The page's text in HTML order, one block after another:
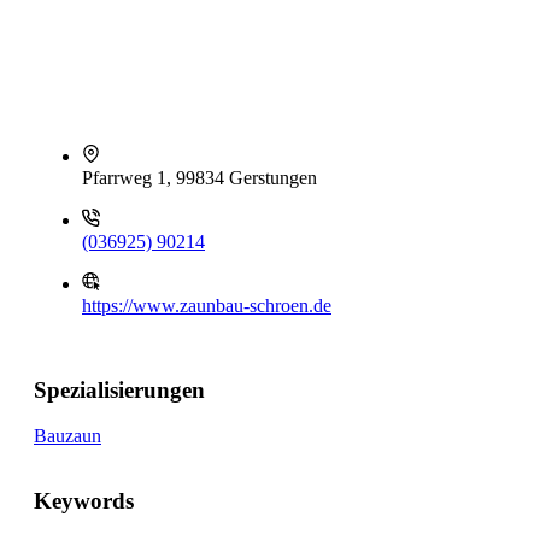
Pfarrweg 1, 99834 Gerstungen
(036925) 90214
https://www.zaunbau-schroen.de
Spezialisierungen
Bauzaun
Keywords